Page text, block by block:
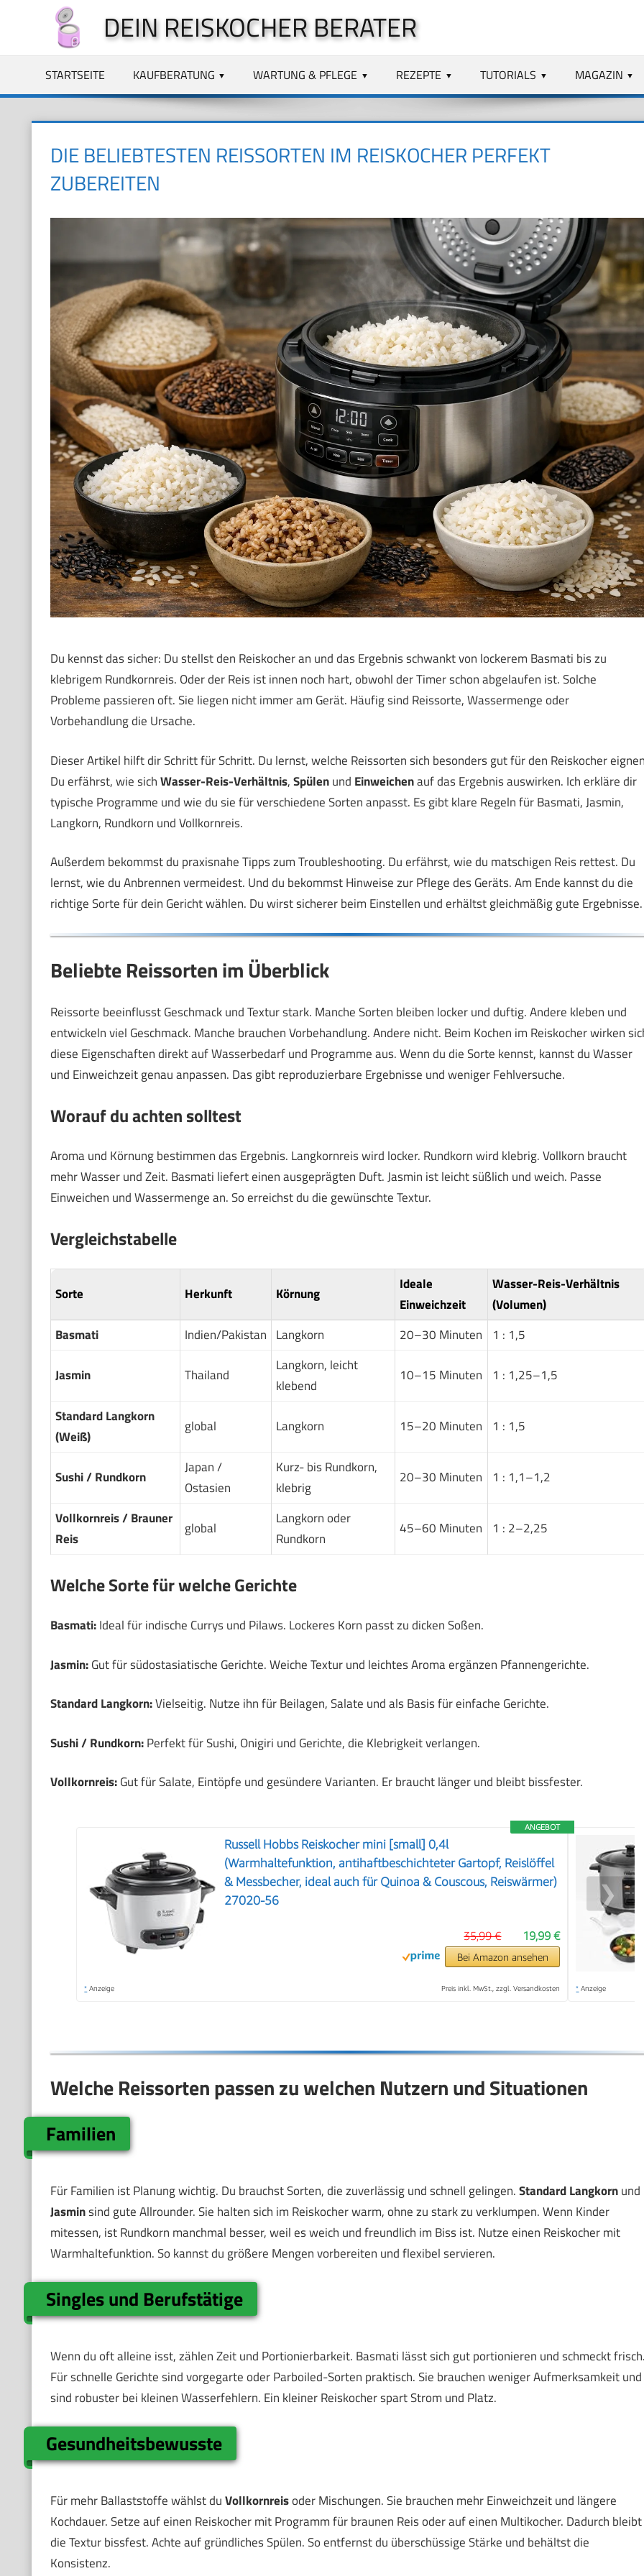
springen
DEIN REISKOCHER BERATER
STARTSEITE KAUFBERATUNG WARTUNG & PFLEGE REZEPTE TUTORIALS MAGAZIN
DIE BELIEBTESTEN REISSORTEN IM REISKOCHER PERFEKT
ZUBEREITEN
Du kennst das sicher: Du stellst den Reiskocher an und das Ergebnis schwankt von lockerem Basmati bis zu
klebrigem Rundkornreis. Oder der Reis ist innen noch hart, obwohl der Timer schon abgelaufen ist. Solche
Probleme passieren oft. Sie liegen nicht immer am Gerät. Häufig sind Reissorte, Wassermenge oder
Vorbehandlung die Ursache.
Dieser Artikel hilft dir Schritt für Schritt. Du lernst, welche Reissorten sich besonders gut für den Reiskocher
Du erfährst, wie sichWasser-Reis-Verhältnis,Spülenund Einweichenauf das Ergebnis auswirken. Ich erkläre dir
typische Programme und wie du sie für verschiedene Sorten anpasst. Es gibt klare Regeln für Basmati, Jasmin,
Langkorn, Rundkorn und Vollkornreis.
Außerdem bekommst du praxisnahe Tipps zum Troubleshooting. Du erfährst, wie du matschigen Reis rettest. Du
lernst, wie du Anbrennen vermeidest. Und du bekommst Hinweise zur Pflege des Geräts. Am Ende kannst du die
richtige Sorte für dein Gericht wählen. Du wirst sicherer beim Einstellen und erhältst gleichmäßig gute Ergebnisse.
Beliebte Reissorten im Überblick
Reissorte beeinflusst Geschmack und Textur stark. Manche Sorten bleiben locker und duftig. Andere kleben und
entwickeln viel Geschmack. Manche brauchen Vorbehandlung. Andere nicht. Beim Kochen im Reiskocher wirken
diese Eigenschaften direkt auf Wasserbedarf und Programme aus. Wenn du die Sorte kennst, kannst du Wasser
und Einweichzeit genau anpassen. Das gibt reproduzierbare Ergebnisse und weniger Fehlversuche.
Worauf du achten solltest
Aroma und Körnung bestimmen das Ergebnis. Langkornreis wird locker. Rundkorn wird klebrig. Vollkorn braucht
mehr Wasser und Zeit. Basmati liefert einen ausgeprägten Duft. Jasmin ist leicht süßlich und weich. Passe
Einweichen und Wassermenge an. So erreichst du die gewünschte Textur.
Vergleichstabelle
Sorte Herkunft Körnung
Ideale
Einweichzeit
Wasser-Reis-Verhältnis
(Volumen)
Basmati
Indien/Pakistan Langkorn 20–30 Minuten 1 : 1,5
Jasmin Thailand
Langkorn, leicht
klebend
10–15 Minuten 1 : 1,25–1,5
Standard Langkorn
(Weiß)
global Langkorn 15–20 Minuten 1 : 1,5
Sushi / Rundkorn
Japan /
Ostasien
Kurz- bis Rundkorn,
klebrig
20–30 Minuten 1 : 1,1–1,2
Vollkornreis / Brauner
Reis
global
Langkorn oder
Rundkorn
45–60 Minuten 1 : 2–2,25
Welche Sorte für welche Gerichte
Basmati:Ideal für indische Currys und Pilaws. Lockeres Korn passt zu dicken Soßen.
Jasmin:Gut für südostasiatische Gerichte. Weiche Textur und leichtes Aroma ergänzen Pfannengerichte.
Standard Langkorn:Vielseitig. Nutze ihn für Beilagen, Salate und als Basis für einfache Gerichte.
Sushi / Rundkorn:Perfekt für Sushi, Onigiri und Gerichte, die Klebrigkeit verlangen.
Vollkornreis:Gut für Salate, Eintöpfe und gesündere Varianten. Er braucht länger und bleibt bissfester.
ANGEBOT
Russell Hobbs Reiskocher mini [small] 0,4l
(Warmhaltefunktion, antihaftbeschichteter Gartopf, Reislöffel
& Messbecher, ideal auch für Quinoa & Couscous, Reiswärmer)
27020-56
19,99 €
35,99 €
Bei Amazon ansehen
* Anzeige Preis inkl. MwSt., zzgl. Versandkosten * Anzeige
❯
Welche Reissorten passen zu welchen Nutzern und Situationen
Familien
Für Familien ist Planung wichtig. Du brauchst Sorten, die zuverlässig und schnell gelingen.Standard Langkornund
Jasminsind gute Allrounder. Sie halten sich im Reiskocher warm, ohne zu stark zu verklumpen. Wenn Kinder
mitessen, ist Rundkorn manchmal besser, weil es weich und freundlich im Biss ist. Nutze einen Reiskocher mit
Warmhaltefunktion. So kannst du größere Mengen vorbereiten und flexibel servieren.
Singles und Berufstätige
Wenn du oft alleine isst, zählen Zeit und Portionierbarkeit. Basmati lässt sich gut portionieren und schmeckt
Für schnelle Gerichte sind vorgegarte oder Parboiled-Sorten praktisch. Sie brauchen weniger Aufmerksamkeit und
sind robuster bei kleinen Wasserfehlern. Ein kleiner Reiskocher spart Strom und Platz.
Gesundheitsbewusste
Für mehr Ballaststoffe wählst duVollkornreisoder Mischungen. Sie brauchen mehr Einweichzeit und längere
Kochdauer. Setze auf einen Reiskocher mit Programm für braunen Reis oder auf einen Multikocher. Dadurch bleibt
die Textur bissfest. Achte auf gründliches Spülen. So entfernst du überschüssige Stärke und behältst die
Konsistenz.